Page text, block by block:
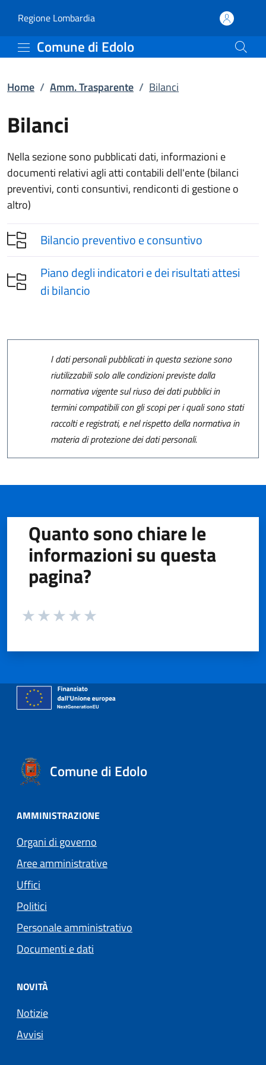
Bilanci | Amm.
Regione Lombardia(apre in un'altra scheda).
Comune di Edolo
Home / Amm. Trasparente / Bilanci
Bilanci
Nella sezione sono pubblicati dati, informazioni e
documenti relativi agli atti contabili dell'ente (bilanci
preventivi, conti consuntivi, rendiconti di gestione o
altro)
Bilancio preventivo e consuntivo
Piano degli indicatori e dei risultati attesi
di bilancio
I dati personali pubblicati in questa sezione sono
riutilizzabili solo alle condizioni previste dalla
normativa vigente sul riuso dei dati pubblici in
termini compatibili con gli scopi per i quali sono stati
raccolti e registrati, e nel rispetto della normativa in
materia di protezione dei dati personali.
Quanto sono chiare le
informazioni su questa
pagina?
Valuta da 1 a 5 stelle la pagina
Comune di Edolo
AMMINISTRAZIONE
Organi di governo
Aree amministrative
Uffici
Politici
Personale amministrativo
Documenti e dati
NOVITÀ
Notizie
Avvisi